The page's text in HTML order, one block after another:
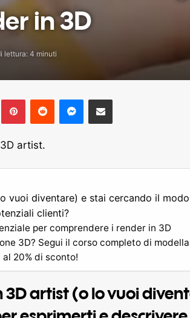
in 3D
lettura: 4 minuti
artist.
vuoi diventare) e stai cercando il
clienti?
per comprendere i render in 3D
3D? Segui il corso completo di
al 20% di sconto!
3D artist (o lo vuoi